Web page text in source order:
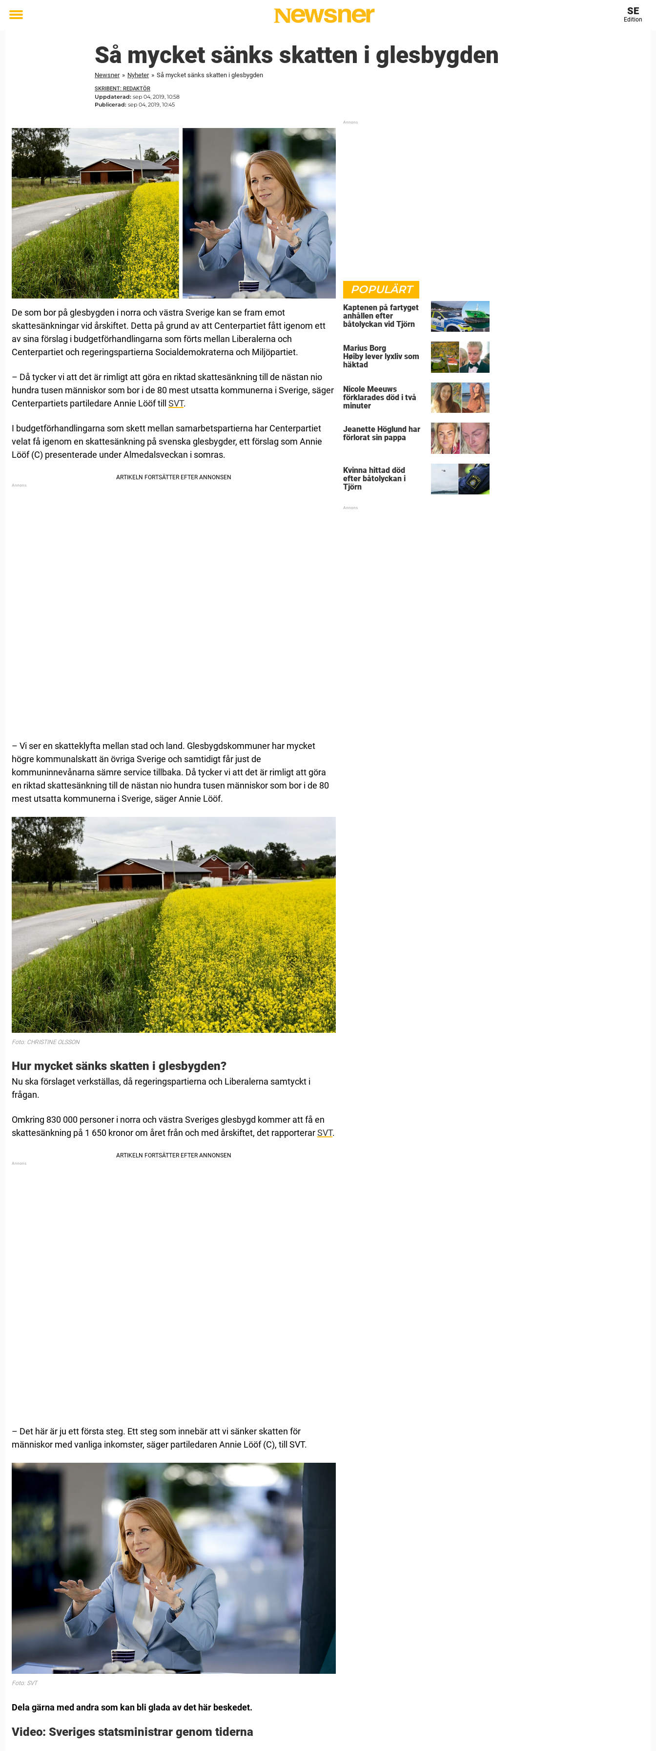
Toggle
SE
Edition
Så mycket sänks skatten i glesbygden
Newsner » Nyheter » Så mycket sänks skatten i glesbygden
SKRIBENT: REDAKTÖR
Uppdaterad: sep 04, 2019, 10:58
Publicerad: sep 04, 2019, 10:45
De som bor på glesbygden i norra och västra Sverige kan se fram emot
skattesänkningar vid årskiftet. Detta på grund av att Centerpartiet fått igenom ett
av sina förslag i budgetförhandlingarna som förts mellan Liberalerna och
Centerpartiet och regeringspartierna Socialdemokraterna och Miljöpartiet.
– Då tycker vi att det är rimligt att göra en riktad skattesänkning till de nästan nio
hundra tusen människor som bor i de 80 mest utsatta kommunerna i Sverige, säger
Centerpartiets partiledare Annie Lööf till SVT.
I budgetförhandlingarna som skett mellan samarbetspartierna har Centerpartiet
velat få igenom en skattesänkning på svenska glesbygder, ett förslag som Annie
Lööf (C) presenterade under Almedalsveckan i somras.
– Vi ser en skatteklyfta mellan stad och land. Glesbygdskommuner har mycket
högre kommunalskatt än övriga Sverige och samtidigt får just de
kommuninnevånarna sämre service tillbaka. Då tycker vi att det är rimligt att göra
en riktad skattesänkning till de nästan nio hundra tusen människor som bor i de 80
mest utsatta kommunerna i Sverige, säger Annie Lööf.
Foto: CHRISTINE OLSSON
Hur mycket sänks skatten i glesbygden?
Nu ska förslaget verkställas, då regeringspartierna och Liberalerna samtyckt i
frågan.
Omkring 830 000 personer i norra och västra Sveriges glesbygd kommer att få en
skattesänkning på 1 650 kronor om året från och med årskiftet, det rapporterarSVT.
– Det här är ju ett första steg. Ett steg som innebär att vi sänker skatten för
människor med vanliga inkomster, säger partiledaren Annie Lööf (C), till SVT.
Foto: SVT
Dela gärna med andra som kan bli glada av det här beskedet.
Video: Sveriges statsministrar genom tiderna
POPULÄRT
Kaptenen på fartyget
anhållen efter
båtolyckan vid Tjörn
Marius Borg
Høiby lever lyxliv som
häktad
Nicole Meeuws
förklarades död i två
minuter
Jeanette Höglund har
förlorat sin pappa
Kvinna hittad död
efter båtolyckan i
Tjörn